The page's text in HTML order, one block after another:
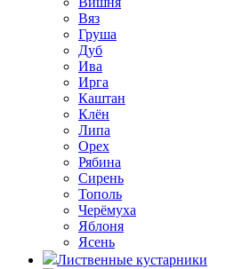
Вяз
Груша
Дуб
Ива
Ирга
Каштан
Клён
Липа
Орех
Рябина
Сирень
Тополь
Черёмуха
Яблоня
Ясень
Лиственные кустарники